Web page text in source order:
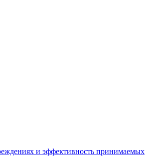
и эффективность принимаемых